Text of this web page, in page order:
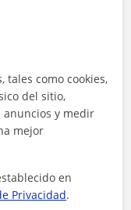
privacidad
tales como cookies,
del sitio,
anuncios y medir
mejor
en
Privacidad.